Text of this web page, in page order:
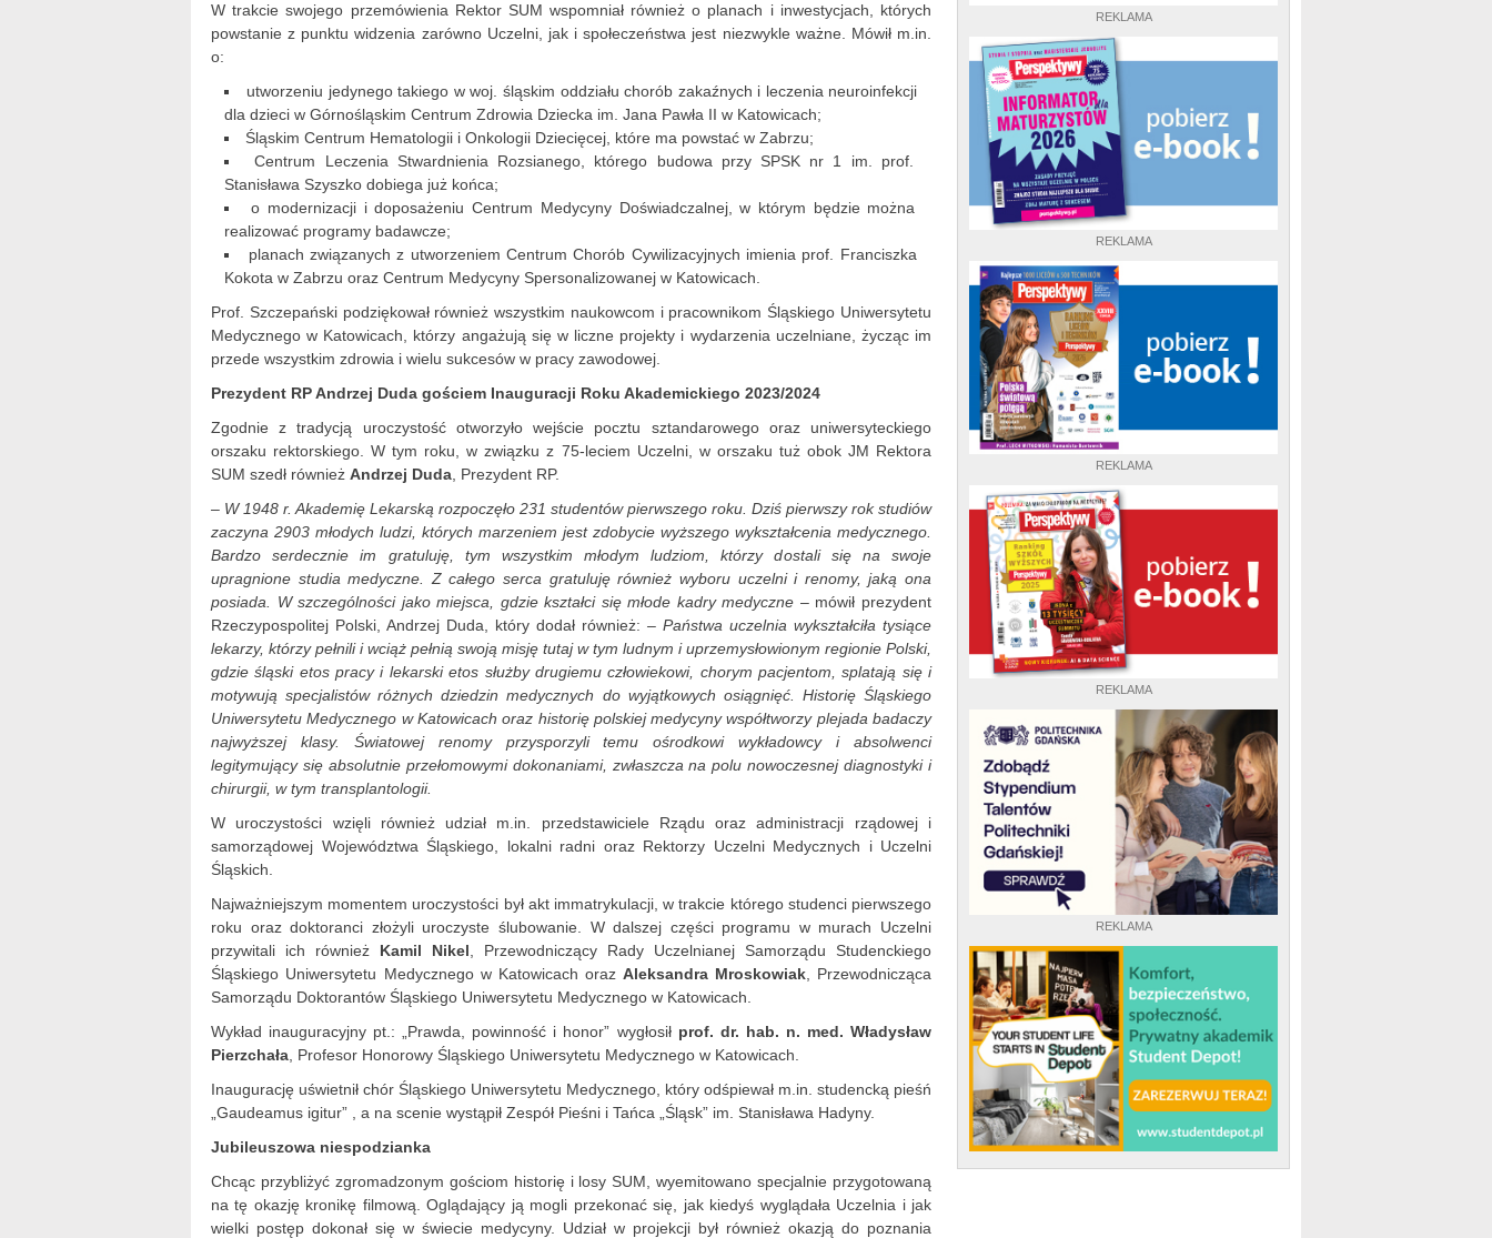
REKLAMA
REKLAMA
REKLAMA
REKLAMA
REKLAMA
W trakcie swojego przemówienia Rektor SUM wspomniał również o planach i inwestycjach, których
powstanie z punktu widzenia zarówno Uczelni, jak i społeczeństwa jest niezwykle ważne. Mówił m.in.
o:
utworzeniu jedynego takiego w woj. śląskim oddziału chorób zakaźnych i leczenia neuroinfekcji
dla dzieci w Górnośląskim Centrum Zdrowia Dziecka im. Jana Pawła II w Katowicach;
Śląskim Centrum Hematologii i Onkologii Dziecięcej, które ma powstać w Zabrzu;
Centrum Leczenia Stwardnienia Rozsianego, którego budowa przy SPSK nr 1 im. prof.
Stanisława Szyszko dobiega już końca;
o modernizacji i doposażeniu Centrum Medycyny Doświadczalnej, w którym będzie można
realizować programy badawcze;
planach związanych z utworzeniem Centrum Chorób Cywilizacyjnych imienia prof. Franciszka
Kokota w Zabrzu oraz Centrum Medycyny Spersonalizowanej w Katowicach.
Prof. Szczepański podziękował również wszystkim naukowcom i pracownikom Śląskiego Uniwersytetu
Medycznego w Katowicach, którzy angażują się w liczne projekty i wydarzenia uczelniane, życząc im
przede wszystkim zdrowia i wielu sukcesów w pracy zawodowej.
Prezydent RP Andrzej Duda gościem Inauguracji Roku Akademickiego 2023/2024
Zgodnie z tradycją uroczystość otworzyło wejście pocztu sztandarowego oraz uniwersyteckiego
orszaku rektorskiego. W tym roku, w związku z 75-leciem Uczelni, w orszaku tuż obok JM Rektora
SUM szedł również Andrzej Duda , Prezydent RP.
– W 1948 r. Akademię Lekarską rozpoczęło 231 studentów pierwszego roku. Dziś pierwszy rok studiów
zaczyna 2903 młodych ludzi, których marzeniem jest zdobycie wyższego wykształcenia medycznego.
Bardzo serdecznie im gratuluję, tym wszystkim młodym ludziom, którzy dostali się na swoje
upragnione studia medyczne. Z całego serca gratuluję również wyboru uczelni i renomy, jaką ona
posiada. W szczególności jako miejsca, gdzie kształci się młode kadry medyczne – mówił prezydent
Rzeczypospolitej Polski, Andrzej Duda, który dodał również: – Państwa uczelnia wykształciła tysiące
lekarzy, którzy pełnili i wciąż pełnią swoją misję tutaj w tym ludnym i uprzemysłowionym regionie Polski,
gdzie śląski etos pracy i lekarski etos służby drugiemu człowiekowi, chorym pacjentom, splatają się i
motywują specjalistów różnych dziedzin medycznych do wyjątkowych osiągnięć. Historię Śląskiego
Uniwersytetu Medycznego w Katowicach oraz historię polskiej medycyny współtworzy plejada badaczy
najwyższej klasy. Światowej renomy przysporzyli temu ośrodkowi wykładowcy i absolwenci
legitymujący się absolutnie przełomowymi dokonaniami, zwłaszcza na polu nowoczesnej diagnostyki i
chirurgii, w tym transplantologii.
W uroczystości wzięli również udział m.in. przedstawiciele Rządu oraz administracji rządowej i
samorządowej Województwa Śląskiego, lokalni radni oraz Rektorzy Uczelni Medycznych i Uczelni
Śląskich.
Najważniejszym momentem uroczystości był akt immatrykulacji, w trakcie którego studenci pierwszego
roku oraz doktoranci złożyli uroczyste ślubowanie. W dalszej części programu w murach Uczelni
przywitali ich również Kamil Nikel , Przewodniczący Rady Uczelnianej Samorządu Studenckiego
Śląskiego Uniwersytetu Medycznego w Katowicach oraz Aleksandra Mroskowiak, Przewodnicząca
Samorządu Doktorantów Śląskiego Uniwersytetu Medycznego w Katowicach.
Wykład inauguracyjny pt.: „Prawda, powinność i honor” wygłosił prof. dr. hab. n. med. Władysław
Pierzchała , Profesor Honorowy Śląskiego Uniwersytetu Medycznego w Katowicach.
Inaugurację uświetnił chór Śląskiego Uniwersytetu Medycznego, który odśpiewał m.in. studencką pieśń
„Gaudeamus igitur” , a na scenie wystąpił Zespół Pieśni i Tańca „Śląsk” im. Stanisława Hadyny.
Jubileuszowa niespodzianka
Chcąc przybliżyć zgromadzonym gościom historię i losy SUM, wyemitowano specjalnie przygotowaną
na tę okazję kronikę filmową. Oglądający ją mogli przekonać się, jak kiedyś wyglądała Uczelnia i jak
wielki postęp dokonał się w świecie medycyny. Udział w projekcji był również okazją do poznania